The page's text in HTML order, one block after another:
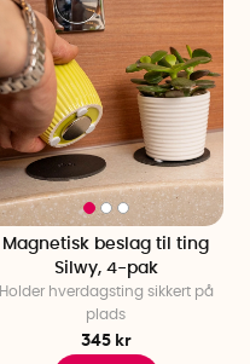
Magnetisk beslag til ting
Silwy, 4-pak
Holder hverdagsting sikkert på
plads
345 kr